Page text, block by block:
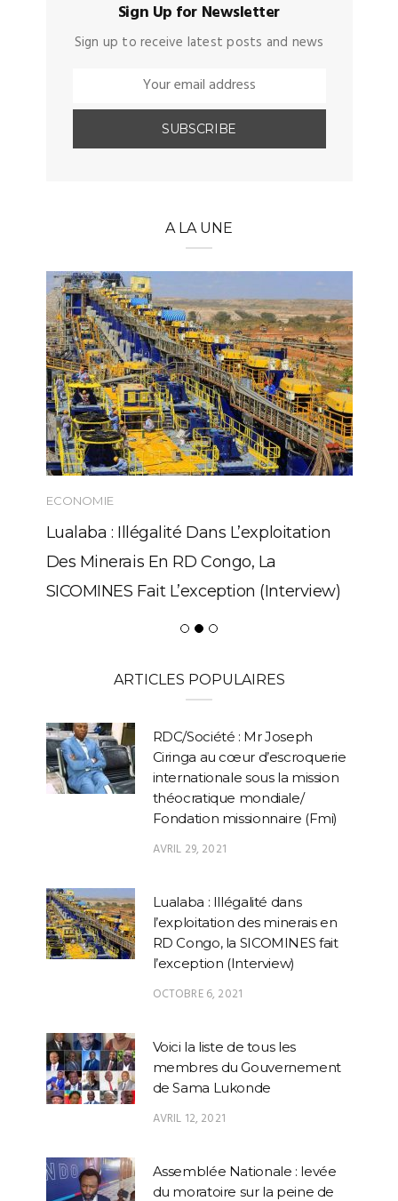
Sign Up for Newsletter
Sign up to receive latest posts and news
A LA UNE
ECONOMIE
Lualaba : Illégalité Dans L’exploitation
Des Minerais En RD Congo, La
SICOMINES Fait L’exception (Interview)
ARTICLES POPULAIRES
RDC/Société : Mr Joseph
Ciringa au cœur d’escroquerie
internationale sous la mission
théocratique mondiale/
Fondation missionnaire (Fmi)
AVRIL 29, 2021
Lualaba : Illégalité dans
l’exploitation des minerais en
RD Congo, la SICOMINES fait
l’exception (Interview)
OCTOBRE 6, 2021
Voici la liste de tous les
membres du Gouvernement
de Sama Lukonde
AVRIL 12, 2021
Assemblée Nationale : levée
du moratoire sur la peine de